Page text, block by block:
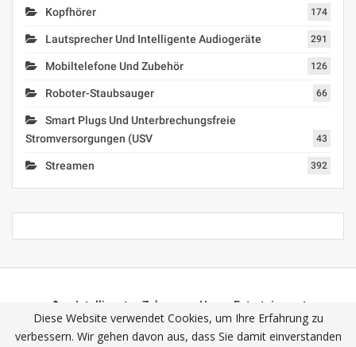
Kopfhörer 174
Lautsprecher Und Intelligente Audiogeräte 291
Mobiltelefone Und Zubehör 126
Roboter-Staubsauger 66
Smart Plugs Und Unterbrechungsfreie
Stromversorgungen (USV
43
Streamen 392
Intelligentes Zuhause
Home-Entertainment
Intelligente Assistenten
Interessante Geräte
Diese Website verwendet Cookies, um Ihre Erfahrung zu
verbessern. Wir gehen davon aus, dass Sie damit einverstanden